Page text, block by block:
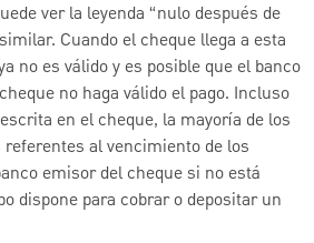
ver la leyenda “nulo después de
Cuando el cheque llega a esta
no es válido y es posible que el banco
no haga válido el pago. Incluso
en el cheque, la mayoría de los
al vencimiento de los
emisor del cheque si no está
dispone para cobrar o depositar un